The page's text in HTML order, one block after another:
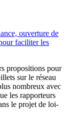
ouverture de
faciliter les
propositions pour
sur le réseau
nombreux avec
les rapporteurs
le projet de loi-